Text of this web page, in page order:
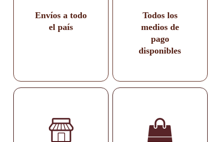
Envíos a todo
el país
Todos los
medios de
pago
disponibles